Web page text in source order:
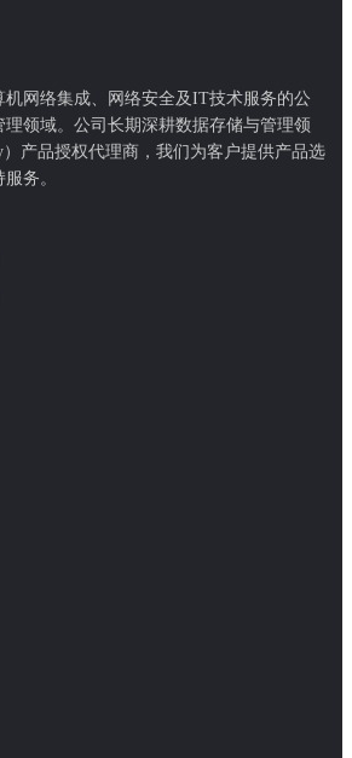
网络集成、网络安全及IT技术服务的公
领域。公司长期深耕数据存储与管理领
产品授权代理商，我们为客户提供产品选
务。